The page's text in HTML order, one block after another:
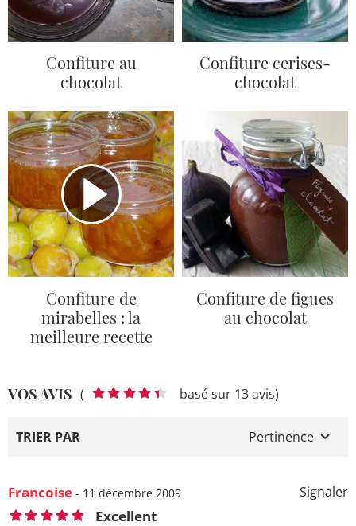
Confiture au
chocolat
Confiture cerises-
chocolat
Confiture de
mirabelles : la
meilleure recette
Confiture de figues
au chocolat
VOS AVIS ( basé sur 13 avis)
TRIER PAR Pertinence
Signaler
Francoise - 11 décembre 2009
Excellent